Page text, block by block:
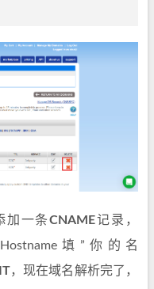
加一条CNAME记录，
填”你的名
，现在域名解析完了，